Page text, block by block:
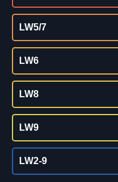
LW5/7
LW6
LW8
LW9
LW2-9